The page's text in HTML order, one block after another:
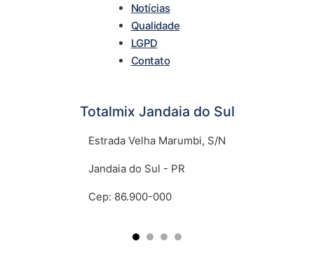
Notícias
Qualidade
LGPD
Contato
Totalmix Jandaia do Sul
Estrada Velha Marumbi, S/N
Jandaia do Sul - PR
Cep: 86.900-000